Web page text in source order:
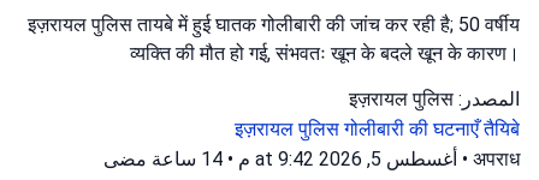
इज़रायल पुलिस तायबे में हुई घातक गोलीबारी की जांच कर रही है; 50 वर्षीय
व्यक्ति की मौत हो गई, संभवतः खून के बदले खून के कारण।
المصدر: इज़रायल पुलिस
इज़रायल पुलिसगोलीबारी की घटनाएँतैयिबे
अपराध
• أغسطس 5, 2026 at 9:42 م • 14 ساعة مضى